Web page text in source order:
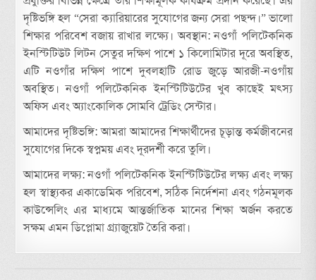
দৃষ্টিভঙ্গি হল “সেরা ক্যারিয়ারের সুযোগের জন্য সেরা পছন্দ।” ভালো
শিক্ষার পরিবেশ বজায় রাখার লক্ষ্যে। অবস্থান: নওগাঁ পলিটেকনিক
ইনস্টিটিউট লিটন সেতুর দক্ষিণ পাশে ১ কিলোমিটার দূরে অবস্থিত,
এটি নওগাঁর দক্ষিণ পাশে দুবলহাটি রোড জুড়ে আরজী-নওগাঁয়
অবস্থিত। নওগাঁ পলিটেকনিক ইনস্টিটিউটের খুব কাছেই মৎস্য
অফিস এবং অ্যাংকোলিক সোমবি ট্রেডিং সেন্টার।
আমাদের দৃষ্টিভঙ্গি: আমরা আমাদের শিক্ষার্থীদের চূড়ান্ত কর্মজীবনের
সুযোগের দিকে স্বপ্নময় এবং দূরদর্শী করে তুলি।
আমাদের লক্ষ্য: নওগাঁ পলিটেকনিক ইনস্টিটিউটের লক্ষ্য এবং লক্ষ্য
হল স্বাস্থ্যকর একাডেমিক পরিবেশ, সঠিক নির্দেশনা এবং গঠনমূলক
কাউন্সেলিং এর মাধ্যমে আন্তর্জাতিক মানের শিক্ষা অর্জন করতে
সক্ষম এমন ডিপ্লোমা গ্র্যাজুয়েট তৈরি করা।